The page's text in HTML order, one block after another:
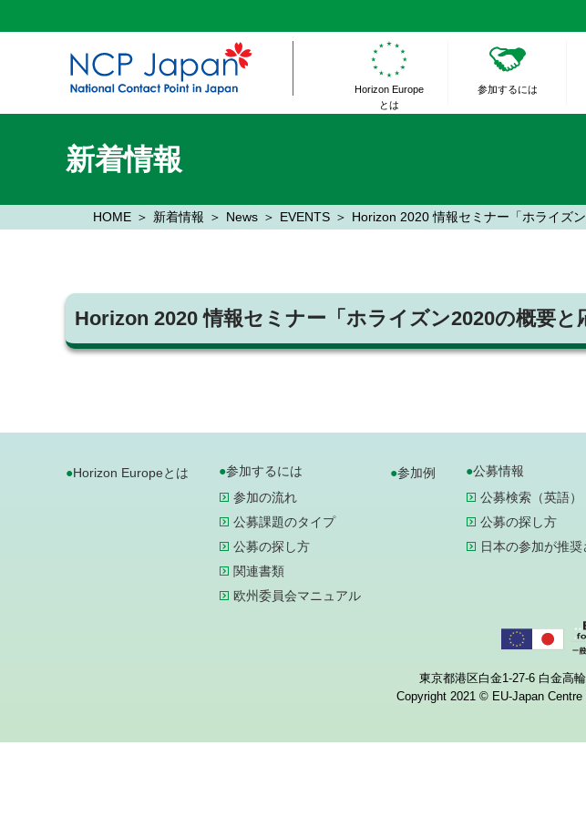
Horizon Europe
とは
参加するには
新着情報
HOME 新着情報 News EVENTS Horizon 2020 情報セミナー「ホライズ
Horizon 2020 情報セミナー「ホライズン2020の概要
Horizon Europeとは
参加するには
参加の流れ
公募課題のタイプ
公募の探し方
関連書類
欧州委員会マニュアル
参加例
公募情報
公募検索（英語）
公募の探し方
日本の参加が推
東京都港区白金1-27-6 白金高
Copyright 2021 © EU-Japan